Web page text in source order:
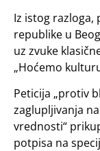
Iz istog razloga,
republike u
uz zvuke
„Hoćemo
Peticija „protiv
zaglupljivanja
vrednosti“
potpisa na